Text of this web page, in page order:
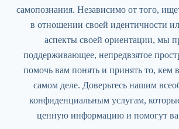
самопознания. Независимо от того,
в отношении своей идентичности
аспекты своей ориентации, мы
поддерживающее, непредвзятое
помочь вам понять и принять то, кем
самом деле. Доверьтесь нашим
конфиденциальным услугам,
ценную информацию и помогут